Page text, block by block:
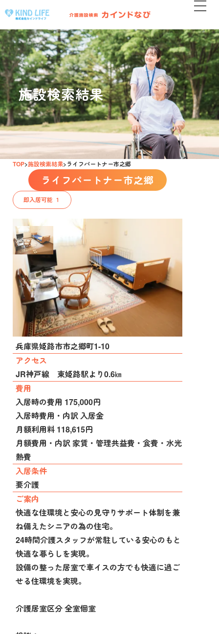
施設検索結果
TOP 施設検索結果 ライフパートナー市之郷
ライフパートナー市之郷
即入居可能 １
施設種別
サービス付き高齢者向け住宅
所在地
兵庫県姫路市市之郷町1-10
アクセス
JR神戸線 東姫路駅より0.6㎞
費用
入居時の費用 175,000円
入居時費用・内訳 入居金
月額利用料 118,615円
月額費用・内訳 家賃・管理共益費・食費・水光
熱費
入居条件
要介護
ご案内
快適な住環境と安心の見守りサポート体制を兼
ね備えたシニアの為の住宅。
24時間介護スタッフが常駐している安心のもと
快適な暮らしを実現。
設備の整った居室で車イスの方でも快適に過ご
せる住環境を実現。
介護居室区分 全室個室